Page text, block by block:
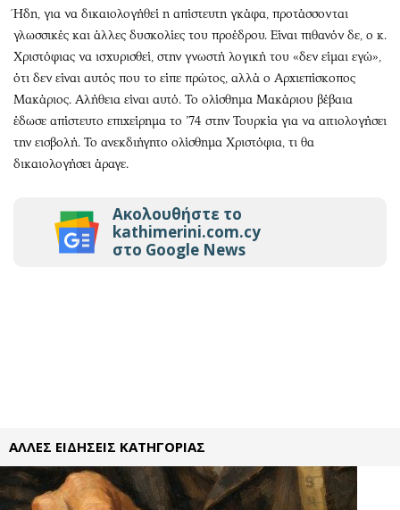
Ήδη, για να δικαιολογήθεί η απίστευτη γκάφα, προτάσσονται
γλωσσικές και άλλες δυσκολίες του προέδρου. Είναι πιθανόν δε, ο κ.
Χριστόφιας να ισχυρισθεί, στην γνωστή λογική του «δεν είμαι εγώ»,
ότι δεν είναι αυτός που το είπε πρώτος, αλλά ο Αρχιεπίσκοπος
Μακάριος. Αλήθεια είναι αυτό. Το ολίσθημα Μακάριου βέβαια
έδωσε απίστευτο επιχείρημα το ’74 στην Τουρκία για να αιτιολογήσει
την εισβολή. Το ανεκδιήγητο ολίσθημα Χριστόφια, τι θα
δικαιολογήσει άραγε.
Ακολουθήστε το
kathimerini.com.cy
στο Google News
ΑΛΛΕΣ ΕΙΔΗΣΕΙΣ ΚΑΤΗΓΟΡΙΑΣ